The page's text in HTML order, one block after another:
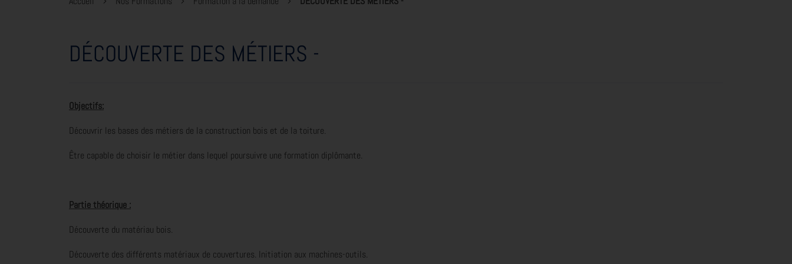
DÉCOUVERTE DES MÉTIERS -
Objectifs:
Découvrir les bases des métiers de la construction bois et de la toiture.
Être capable de choisir le métier dans lequel poursuivre une formation diplômante.
Partie théorique :
Découverte du matériau bois.
Découverte des différents matériaux de couvertures. Initiation aux machines-outils.